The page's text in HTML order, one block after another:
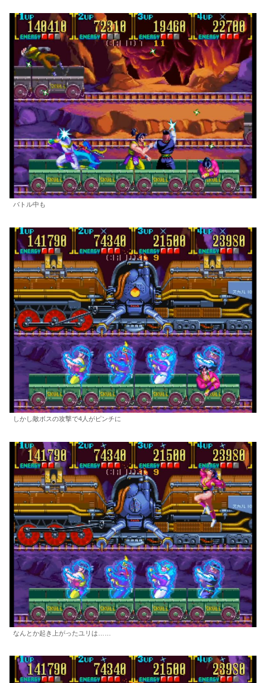
バトル中も
しかし敵ボスの攻撃で4人がピンチに
なんとか起き上がったユリは……